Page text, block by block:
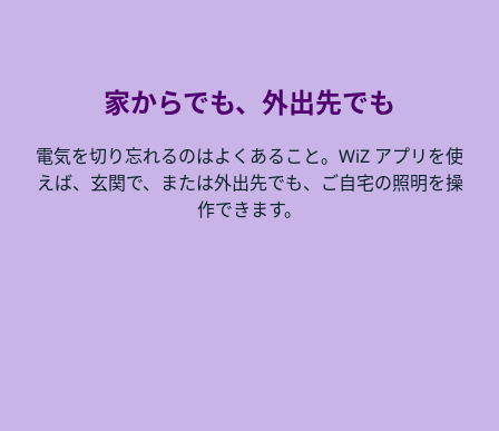
家からでも、外出先でも
電気を切り忘れるのはよくあること。WiZ アプリを使
えば、玄関で、または外出先でも、ご自宅の照明を操
作できます。